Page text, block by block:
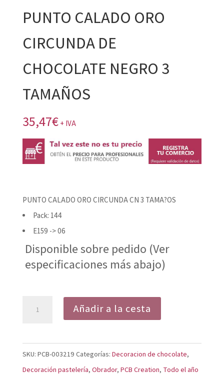
PUNTO CALADO ORO
CIRCUNDA DE
CHOCOLATE NEGRO 3
TAMAÑOS
35,47€ + IVA
PUNTO CALADO ORO CIRCUNDA CN 3 TAMA?OS
Pack: 144
E159 -> 06
Disponible sobre pedido (Ver
especificaciones más abajo)
Añadir a la cesta
SKU: PCB-003219 Categorías: Decoracion de chocolate,
Decoración pastelería, Obrador, PCB Creation, Todo el año